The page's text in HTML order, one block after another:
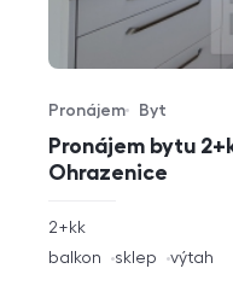
Pronájem bytu
Ohrazenice
Typ nabídky
Pronájem
Typ nemovitosti
Byt
rozměry
dispozice
2+kk
funkce
balkon sklep výtah